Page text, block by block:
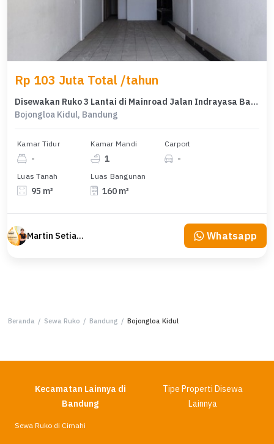
Rp 103 Juta Total /tahun
Disewakan Ruko 3 Lantai di Mainroad Jalan Indrayasa Bandung
Bojongloa Kidul, Bandung
Kamar Tidur
-
Kamar Mandi
1
Carport
-
Luas Tanah
95 m²
Luas Bangunan
160 m²
Martin Setiawan Tjandra Whatsapp
Beranda / Sewa Ruko / Bandung / Bojongloa Kidul
Kecamatan Lainnya di
Bandung
Tipe Properti Disewa
Lainnya
Sewa Ruko di Cimahi